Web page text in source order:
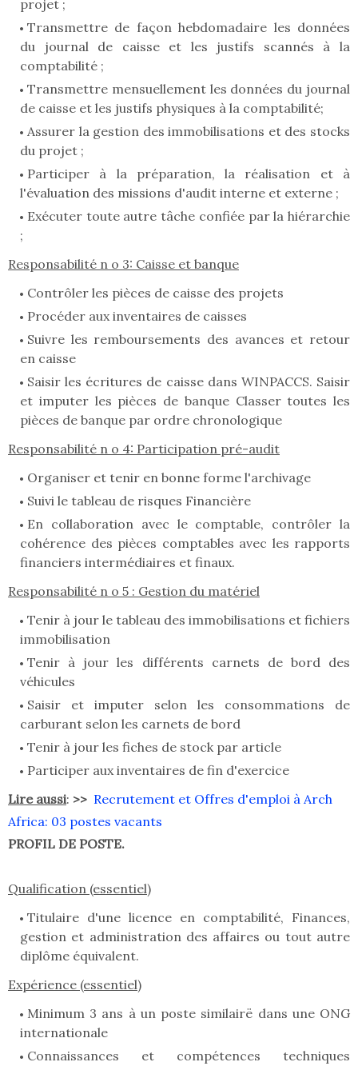
projet ;
Transmettre de façon hebdomadaire les données
du journal de caisse et les justifs scannés à la
comptabilité ;
Transmettre mensuellement les données du journal
de caisse et les justifs physiques à la comptabilité;
Assurer la gestion des immobilisations et des stocks
du projet ;
Participer à la préparation, la réalisation et à
l'évaluation des missions d'audit interne et externe ;
Exécuter toute autre tâche confiée par la hiérarchie
;
Responsabilité n o 3: Caisse et banque
Contrôler les pièces de caisse des projets
Procéder aux inventaires de caisses
Suivre les remboursements des avances et retour
en caisse
Saisir les écritures de caisse dans WINPACCS. Saisir
et imputer les pièces de banque Classer toutes les
pièces de banque par ordre chronologique
Responsabilité n o 4: Participation pré-audit
Organiser et tenir en bonne forme l'archivage
Suivi le tableau de risques Financière
En collaboration avec le comptable, contrôler la
cohérence des pièces comptables avec les rapports
financiers intermédiaires et finaux.
Responsabilité n o 5 : Gestion du matériel
Tenir à jour le tableau des immobilisations et fichiers
immobilisation
Tenir à jour les différents carnets de bord des
véhicules
Saisir et imputer selon les consommations de
carburant selon les carnets de bord
Tenir à jour les fiches de stock par article
Participer aux inventaires de fin d'exercice
Lire aussi: >> Recrutement et Offres d'emploi à Arch
Africa: 03 postes vacants
PROFIL DE POSTE.
Qualification (essentiel)
Titulaire d'une licence en comptabilité, Finances,
gestion et administration des affaires ou tout autre
diplôme équivalent.
Expérience (essentiel)
Minimum 3 ans à un poste similairë dans une ONG
internationale
Connaissances et compétences techniques